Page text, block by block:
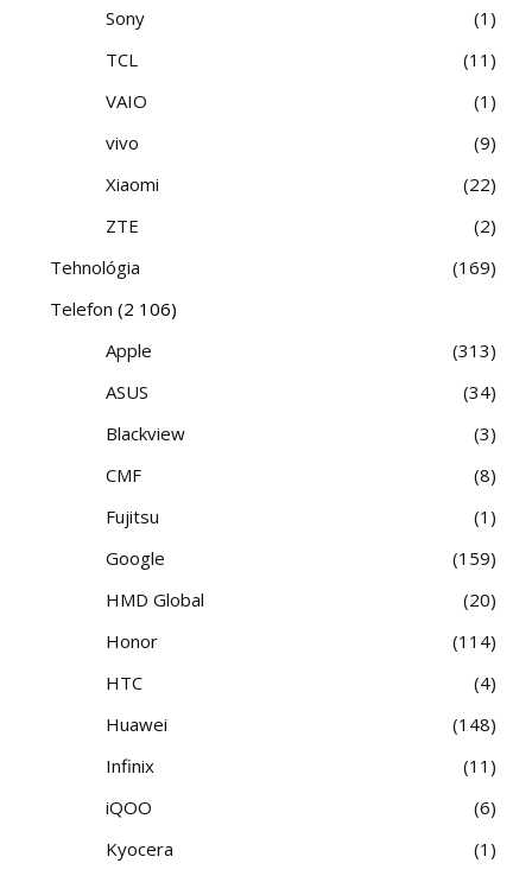
Sony
1
TCL
11
VAIO
1
vivo
9
Xiaomi
22
ZTE
2
Tehnológia
169
Telefon (2 106)
Apple
313
ASUS
34
Blackview
3
CMF
8
Fujitsu
1
Google
159
HMD Global
20
Honor
114
HTC
4
Huawei
148
Infinix
11
iQOO
6
Kyocera
1